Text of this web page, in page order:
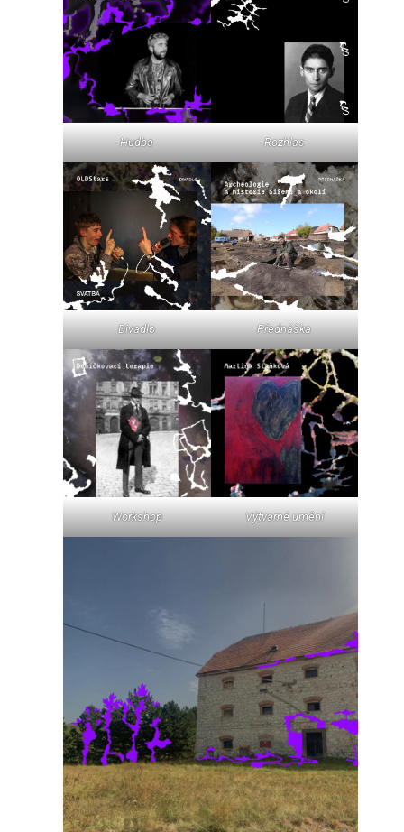
Hudba Rozhlas
Divadlo Přednáška
Workshop Výtvarné umění